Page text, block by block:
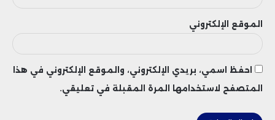
الموقع الإلكتروني
احفظ اسمي، بريدي الإلكتروني، والموقع الإلكتروني في هذا
المتصفح لاستخدامها المرة المقبلة في تعليقي.